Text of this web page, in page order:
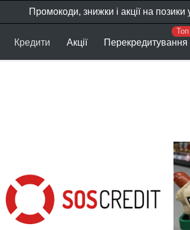
Промокоди, знижки і акції на
Кредити Акції Перекредитування